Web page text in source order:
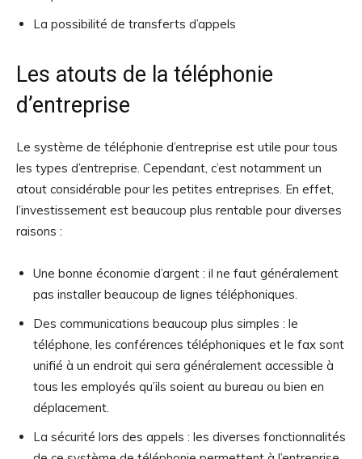
La possibilité de transferts d’appels
Les atouts de la téléphonie
d’entreprise
Le système de téléphonie d’entreprise est utile pour tous
les types d’entreprise. Cependant, c’est notamment un
atout considérable pour les petites entreprises. En effet,
l’investissement est beaucoup plus rentable pour diverses
raisons :
Une bonne économie d’argent : il ne faut généralement
pas installer beaucoup de lignes téléphoniques.
Des communications beaucoup plus simples : le
téléphone, les conférences téléphoniques et le fax sont
unifié à un endroit qui sera généralement accessible à
tous les employés qu’ils soient au bureau ou bien en
déplacement.
La sécurité lors des appels : les diverses fonctionnalités